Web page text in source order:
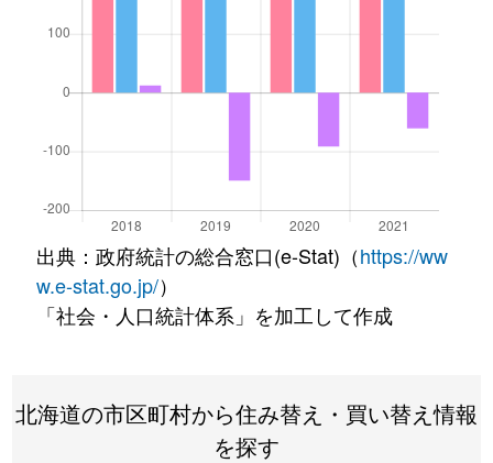
出典：政府統計の総合窓口(e-Stat)（https://ww
w.e-stat.go.jp/）
「社会・人口統計体系」を加工して作成
北海道の市区町村から住み替え・買い替え情報
を探す